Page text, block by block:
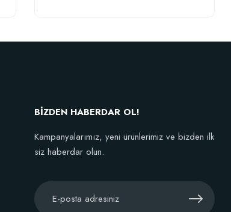
BİZDEN HABERDAR OL!
Kampanyalarımız, yeni ürünlerimiz ve bizden ilk
siz haberdar olun.